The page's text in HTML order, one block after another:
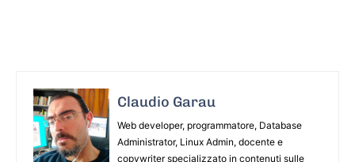
Claudio Garau
Web developer, programmatore, Database
Administrator, Linux Admin, docente e
copywriter specializzato in contenuti sulle